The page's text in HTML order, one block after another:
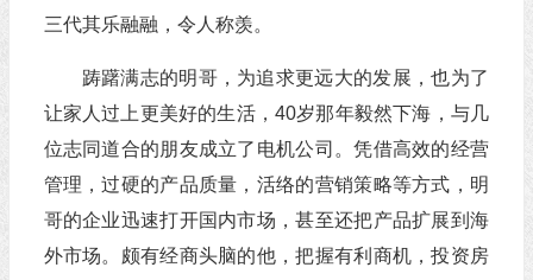
三代其乐融融，令人称羡。
踌躇满志的明哥，为追求更远大的发展，也为了
让家人过上更美好的生活，40岁那年毅然下海，与几
位志同道合的朋友成立了电机公司。凭借高效的经营
管理，过硬的产品质量，活络的营销策略等方式，明
哥的企业迅速打开国内市场，甚至还把产品扩展到海
外市场。颇有经商头脑的他，把握有利商机，投资房